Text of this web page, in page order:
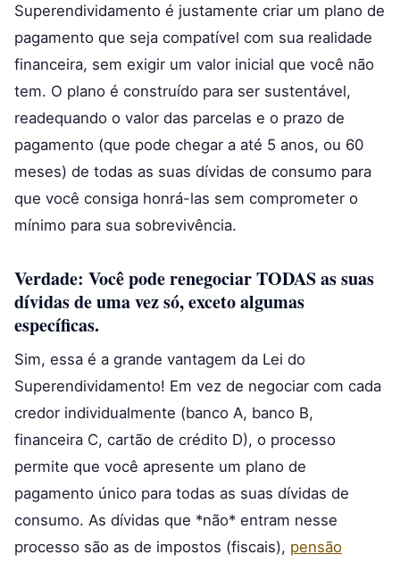
Superendividamento é justamente criar um plano de
pagamento que seja compatível com sua realidade
financeira, sem exigir um valor inicial que você não
tem. O plano é construído para ser sustentável,
readequando o valor das parcelas e o prazo de
pagamento (que pode chegar a até 5 anos, ou 60
meses) de todas as suas dívidas de consumo para
que você consiga honrá-las sem comprometer o
mínimo para sua sobrevivência.
Verdade: Você pode renegociar TODAS as suas
dívidas de uma vez só, exceto algumas
específicas.
Sim, essa é a grande vantagem da Lei do
Superendividamento! Em vez de negociar com cada
credor individualmente (banco A, banco B,
financeira C, cartão de crédito D), o processo
permite que você apresente um plano de
pagamento único para todas as suas dívidas de
consumo. As dívidas que *não* entram nesse
processo são as de impostos (fiscais), pensão